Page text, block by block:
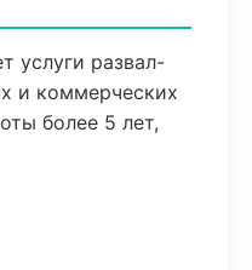
услуги развал-
и коммерческих
более 5 лет,